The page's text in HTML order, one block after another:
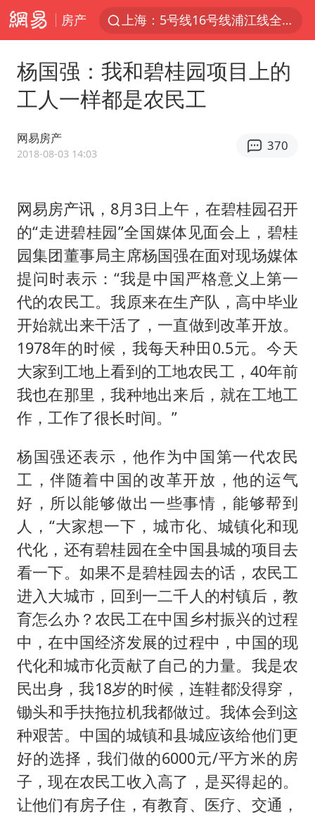
房产
上海：5号线16号线浦江线全线停运
白海豚将给京津冀带来大暴雨
国足U17与阿森纳决赛取消 并列冠军
《披荆斩棘》阵容官宣
王艺迪无缘横滨赛决赛
泰国：高度重视中国游客旅游体验
白海豚或提早3小时登陆
2025年小学教师减少13.19万
《龙餐馆》 冲奖
蒯曼挺进WTT横滨冠军赛女单四强
武契奇会见泽连斯基有何意图
杨国强：我和碧桂园项目上的
工人一样都是农民工
网易房产
2018-08-03 14:03
370
网易房产讯， 8月 3日上午，在碧桂园召开
的“走进碧桂园”全国媒体见面会上，碧桂
园集团董事局主席杨国强在面对现场媒体
提问时表示：“我是中国严格意义上第一
代的农民工。我原来在生产队，高中毕业
开始就出来干活了，一直做到改革开放。
1978年的时候，我每天种田0.5元。今天
大家到工地上看到的工地农民工， 40年前
我也在那里，我种地出来后，就在工地工
作，工作了很长时间。”
杨国强还表示，他作为中国第一代农民
工，伴随着中国的改革开放，他的运气
好，所以能够做出一些事情，能够帮到
人，“大家想一下，城市化、城镇化和现
代化，还有碧桂园在全中国县城的项目去
看一下。如果不是碧桂园去的话，农民工
进入大城市，回到一二千人的村镇后，教
育怎么办？农民工在中国乡村振兴的过程
中，在中国经济发展的过程中，中国的现
代化和城市化贡献了自己的力量。我是农
民出身，我18岁的时候，连鞋都没得穿，
锄头和手扶拖拉机我都做过。我体会到这
种艰苦。中国的城镇和县城应该给他们更
好的选择，我们做的6000元/平方米的房
子，现在农民工收入高了，是买得起的。
让他们有房子住，有教育、医疗、交通，